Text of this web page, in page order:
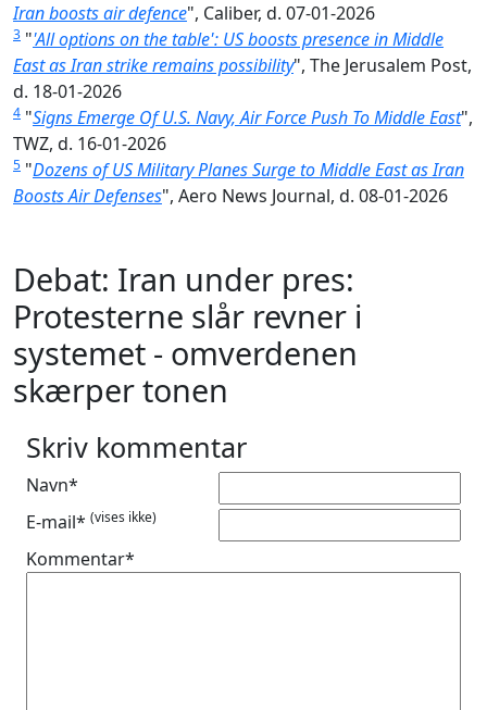
Iran boosts air defence", Caliber, d. 07-01-2026
3 "'All options on the table': US boosts presence in Middle
East as Iran strike remains possibility", The Jerusalem Post,
d. 18-01-2026
4 "Signs Emerge Of U.S. Navy, Air Force Push To Middle East",
TWZ, d. 16-01-2026
5 "Dozens of US Military Planes Surge to Middle East as Iran
Boosts Air Defenses", Aero News Journal, d. 08-01-2026
Debat: Iran under pres:
Protesterne slår revner i
systemet - omverdenen
skærper tonen
Skriv kommentar
Navn*
E-mail* (vises ikke)
Kommentar*